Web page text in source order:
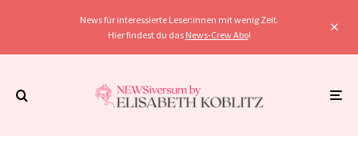
News für interessierte Leser:innen mit wenig Zeit.
Hier findest du das News-Crew Abo!